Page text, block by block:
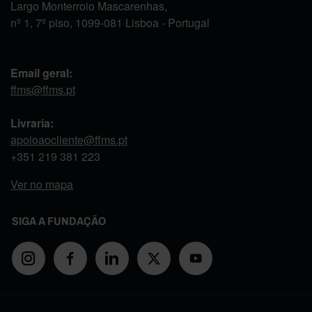
Largo Monterroio Mascarenhas,
nº 1, 7º piso, 1099-081 Lisboa - Portugal
Email geral:
ffms@ffms.pt
Livraria:
apoioaocliente@ffms.pt
+351 219 381 223
Ver no mapa
SIGA A FUNDAÇÃO